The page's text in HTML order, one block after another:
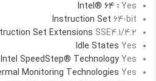
Intel® 64 ‡ Yes
Instruction Set 64-bit
Set Extensions SSE4.1/4.2
Idle States Yes
SpeedStep® Technology Yes
Monitoring Technologies Yes